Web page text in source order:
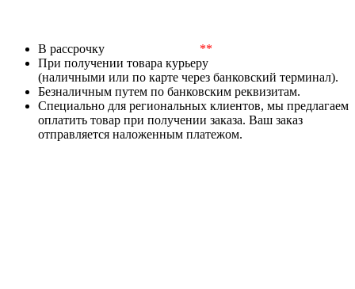
В рассрочку
**
При получении товара курьеру
(наличными или по карте через банковский терминал).
Безналичным путем по банковским реквизитам.
Специально для региональных клиентов, мы предлагаем
оплатить товар при получении заказа. Ваш заказ
отправляется наложенным платежом.